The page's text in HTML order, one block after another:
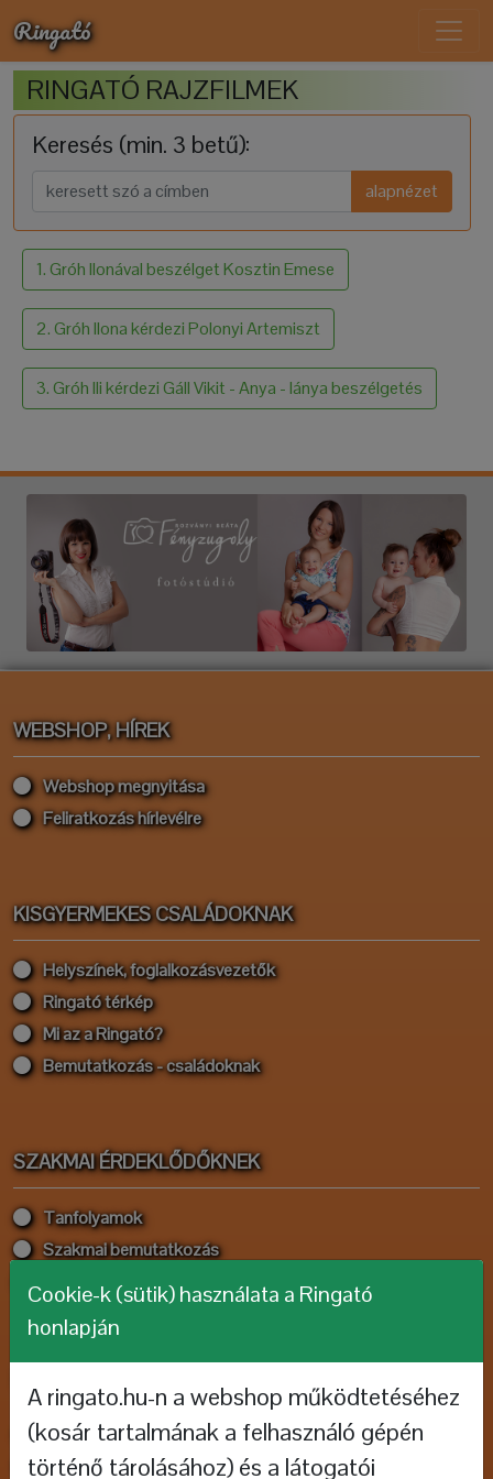
Ringató
RINGATÓ RAJZFILMEK
Keresés (min. 3 betű):
alapnézet
1. Gróh Ilonával beszélget Kosztin Emese
2. Gróh Ilona kérdezi Polonyi Artemiszt
3. Gróh Ili kérdezi Gáll Vikit - Anya - lánya beszélgetés
WEBSHOP, HÍREK
Webshop megnyitása
Feliratkozás hírlevélre
KISGYERMEKES CSALÁDOKNAK
Helyszínek, foglalkozásvezetők
Ringató térkép
Mi az a Ringató?
Bemutatkozás - családoknak
SZAKMAI ÉRDEKLŐDŐKNEK
Tanfolyamok
Szakmai bemutatkozás
Pályázatok
Rajzfilmek
Jöjj ki, napocska!
Cookie-k (sütik) használata a Ringató
honlapján
A ringato.hu-n a webshop működtetéséhez
(kosár tartalmának a felhasználó gépén
történő tárolásához) és a látogatói